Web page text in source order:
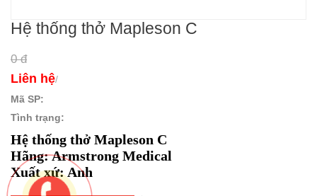
Hệ thống thở Mapleson C
0 đ
Liên hệ/
Mã SP:
Tình trạng:
Hệ thống thở Mapleson C
Hãng: Armstrong Medical
Xuất xứ: Anh